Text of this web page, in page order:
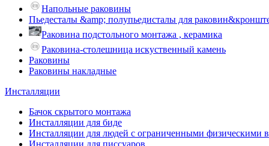
Напольные раковины
Пьедесталы &amp; полупьедисталы для
Раковина подстольного монтажа , керамика
Раковина-столешница искуственный камень
Раковины
Раковины накладные
Инсталляции
Бачок скрытого монтажа
Инсталляции для биде
Инсталляции для людей с ограниченными физическими